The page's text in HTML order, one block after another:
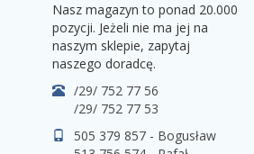
Nasz magazyn to ponad 20.000
pozycji. Jeżeli nie ma jej na
naszym sklepie, zapytaj
naszego doradcę.
/29/ 752 77 56
/29/ 752 77 53
505 379 857 - Bogusław